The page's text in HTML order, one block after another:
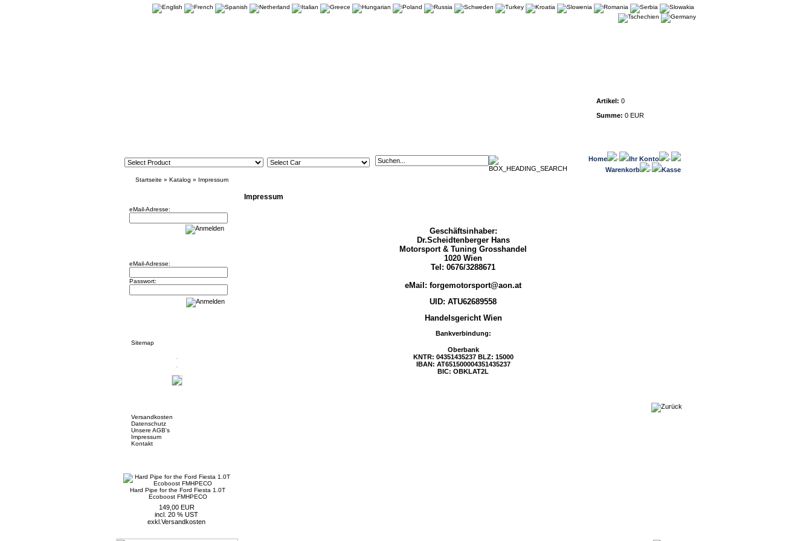
Artikel: 0
Summe: 0 EUR
Home · Ihr Konto
·
Warenkorb
· Kasse
Startseite » Katalog » Impressum
eMail-Adresse:
eMail-Adresse:
Passwort:
Sitemap
Versandkosten
Datenschutz
Unsere AGB's
Impressum
Kontakt
Hard Pipe for the Ford Fiesta 1.0T
Ecoboost FMHPECO
149,00 EUR
incl. 20 % UST
exkl. Versandkosten
Impressum
Geschäftsinhaber:
Dr.Scheidtenberger Hans
Motorsport & Tuning Grosshandel
1020 Wien
Tel: 0676/3288671
eMail: forgemotorsport@aon.at
UID: ATU62689558
Handelsgericht Wien
Bankverbindung:
Oberbank
KNTR: 04351435237 BLZ: 15000
IBAN: AT651500004351435237
BIC: OBKLAT2L